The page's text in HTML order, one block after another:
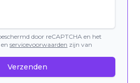
door reCAPTCHA en het
en servicevoorwaarden zijn van
Verzenden